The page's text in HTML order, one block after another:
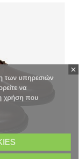
των υπηρεσιών
να
χρήση που